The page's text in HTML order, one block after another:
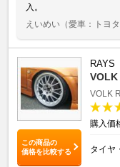
入。
えいめい （愛車：トヨ
この商品の
価格を比較する
RAYS
VOLK
VOLK
購入価
タイヤ